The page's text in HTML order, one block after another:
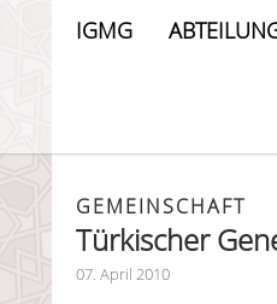
IGMG
GEMEINSCHAFT
Türkischer
07. April 2010